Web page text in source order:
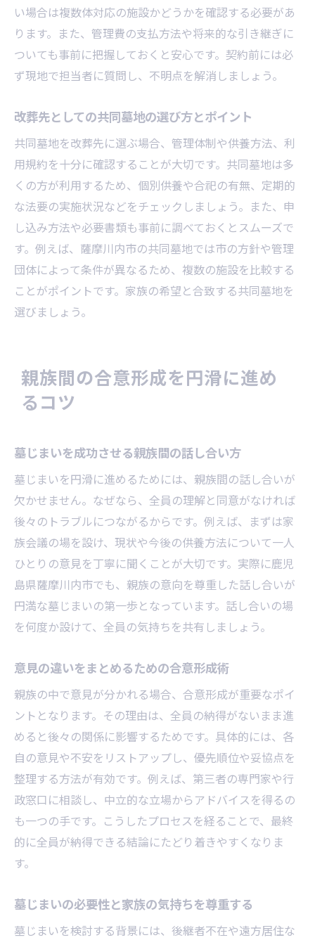
い場合は複数体対応の施設かどうかを確認する必要があ
ります。また、管理費の支払方法や将来的な引き継ぎに
ついても事前に把握しておくと安心です。契約前には必
ず現地で担当者に質問し、不明点を解消しましょう。
改葬先としての共同墓地の選び方とポイント
共同墓地を改葬先に選ぶ場合、管理体制や供養方法、利
用規約を十分に確認することが大切です。共同墓地は多
くの方が利用するため、個別供養や合祀の有無、定期的
な法要の実施状況などをチェックしましょう。また、申
し込み方法や必要書類も事前に調べておくとスムーズで
す。例えば、薩摩川内市の共同墓地では市の方針や管理
団体によって条件が異なるため、複数の施設を比較する
ことがポイントです。家族の希望と合致する共同墓地を
選びましょう。
親族間の合意形成を円滑に進め
るコツ
墓じまいを成功させる親族間の話し合い方
墓じまいを円滑に進めるためには、親族間の話し合いが
欠かせません。なぜなら、全員の理解と同意がなければ
後々のトラブルにつながるからです。例えば、まずは家
族会議の場を設け、現状や今後の供養方法について一人
ひとりの意見を丁寧に聞くことが大切です。実際に鹿児
島県薩摩川内市でも、親族の意向を尊重した話し合いが
円満な墓じまいの第一歩となっています。話し合いの場
を何度か設けて、全員の気持ちを共有しましょう。
意見の違いをまとめるための合意形成術
親族の中で意見が分かれる場合、合意形成が重要なポイ
ントとなります。その理由は、全員の納得がないまま進
めると後々の関係に影響するためです。具体的には、各
自の意見や不安をリストアップし、優先順位や妥協点を
整理する方法が有効です。例えば、第三者の専門家や行
政窓口に相談し、中立的な立場からアドバイスを得るの
も一つの手です。こうしたプロセスを経ることで、最終
的に全員が納得できる結論にたどり着きやすくなりま
す。
墓じまいの必要性と家族の気持ちを尊重する
墓じまいを検討する背景には、後継者不在や遠方居住な